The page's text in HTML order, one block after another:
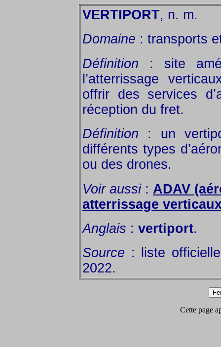
VERTIPORT, n. m.
Domaine : transports
Définition : site
l’atterrissage
offrir des services
réception du fret.
Définition : un
différents types
ou des drones.
Voir aussi: ADAV
atterrissage
Anglais : vertiport.
Source : liste
2022.
Cette page